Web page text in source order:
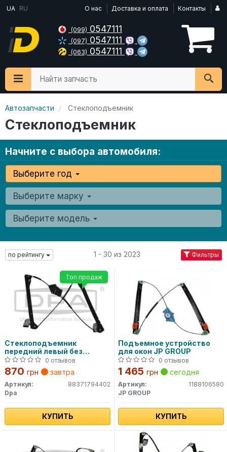
UA RU О нас Доставка и оплата Контакты
(099) 0547111
(097) 0547111
(063) 0547111
Найти запчасть
Автозапчасти Стеклоподъемник
Стеклоподъемник
Начните с выбора автомобиля:
Выберите год
Выберите марку
Выберите модель
по рейтингу 1 - 30 из 2023 Фильтры
Стеклоподъемник
передний левый без
моторчика Passat B3
0 отзывов
870 грн завтра
Артикул:
88371794402
Dpa
КУПИТЬ
Топ продаж
Подъемное устройство
для окон JP GROUP
0 отзывов
1 465 грн сегодня
Артикул:
1188106580
JP GROUP
КУПИТЬ